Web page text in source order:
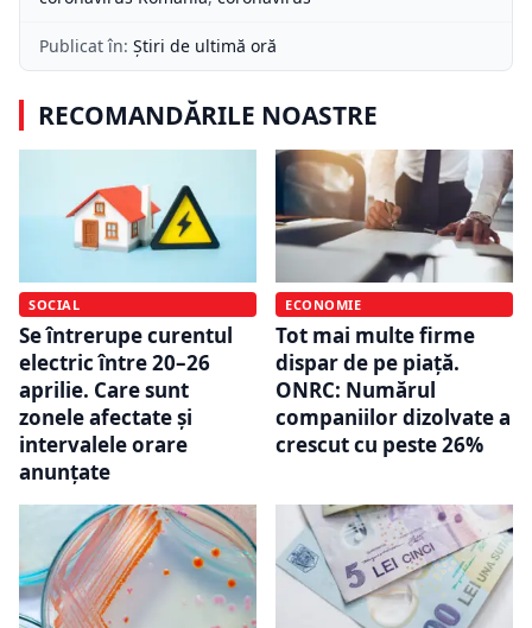
Publicat în: Știri de ultimă oră
RECOMANDĂRILE NOASTRE
SOCIAL
Se întrerupe curentul
electric între 20–26
aprilie. Care sunt
zonele afectate și
intervalele orare
anunțate
ECONOMIE
Tot mai multe firme
dispar de pe piață.
ONRC: Numărul
companiilor dizolvate a
crescut cu peste 26%